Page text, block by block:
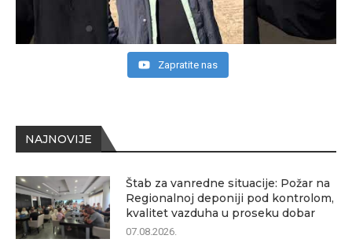
NAJNOVIJE
Štab za vanredne situacije: Požar na
Regionalnoj deponiji pod kontrolom,
kvalitet vazduha u proseku dobar
07.08.2026.
Zapratite nas